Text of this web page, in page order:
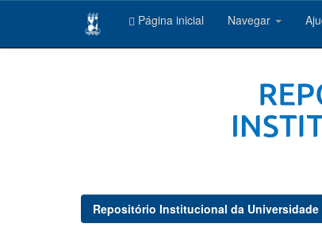
Página inicial Navegar
Repositório Institucional da Universidade